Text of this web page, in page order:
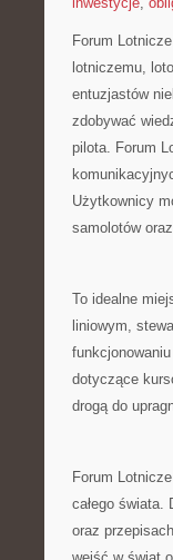
Forum
lotniczemu,
entuzjastów
zdobywać
pilota. Forum
Użytkownicy
samolotów
To idealne
liniowym,
dotyczące
drogą do
Forum
całego
oraz